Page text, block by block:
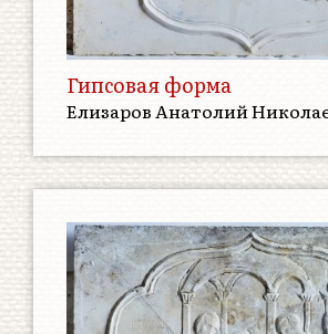
Гипсовая форма
Елизаров Анатолий